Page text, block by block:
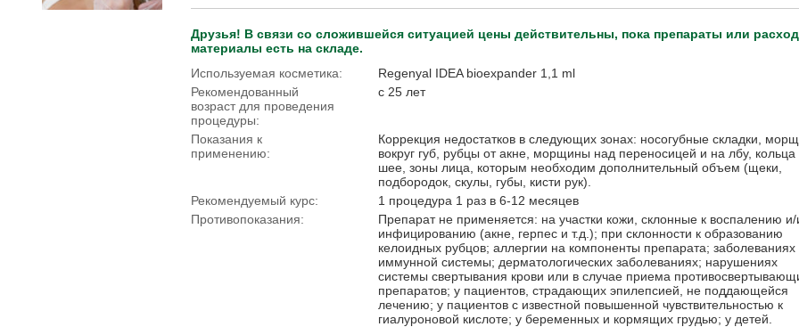
Друзья! В связи со сложившейся ситуацией цены действительны, пока препараты или
материалы есть на складе.
Используемая косметика:
Regenyal IDEA bioexpander 1,1 ml
Рекомендованный
возраст для проведения
процедуры:
с 25 лет
Показания к
применению:
Коррекция недостатков в следующих зонах: носогубные складки,
вокруг губ, рубцы от акне, морщины над переносицей и на лбу, кольца
шее, зоны лица, которым необходим дополнительный объем (щеки,
подбородок, скулы, губы, кисти рук).
Рекомендуемый курс:
1 процедура 1 раз в 6-12 месяцев
Противопоказания:
Препарат не применяется: на участки кожи, склонные к воспалению и/
инфицированию (акне, герпес и т.д.); при склонности к образованию
келоидных рубцов; аллергии на компоненты препарата; заболеваниях
иммунной системы; дерматологических заболеваниях; нарушениях
системы свертывания крови или в случае приема
препаратов; у пациентов, страдающих эпилепсией, не поддающейся
лечению; у пациентов с известной повышенной чувствительностью к
гиалуроновой кислоте; у беременных и кормящих грудью; у детей.